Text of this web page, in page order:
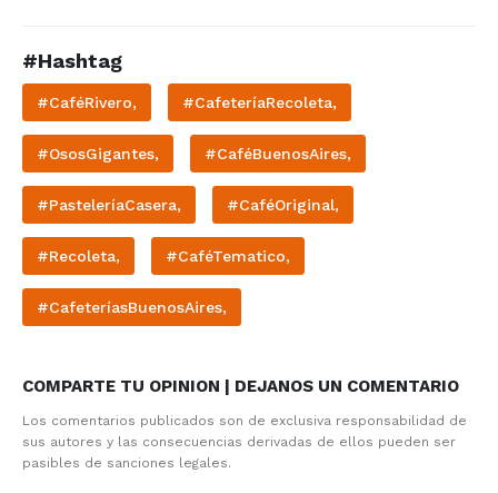
#Hashtag
#CaféRivero, #CafeteríaRecoleta,
#OsosGigantes, #CaféBuenosAires,
#PasteleríaCasera, #CaféOriginal,
#Recoleta, #CaféTematico,
#CafeteríasBuenosAires,
COMPARTE TU OPINION | DEJANOS UN COMENTARIO
Los comentarios publicados son de exclusiva responsabilidad de
sus autores y las consecuencias derivadas de ellos pueden ser
pasibles de sanciones legales.